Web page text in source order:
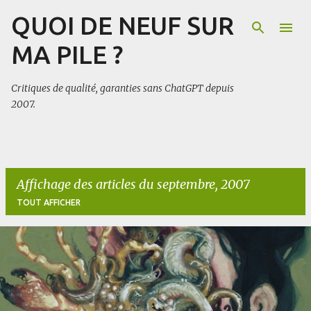
Accéder au contenu principal
QUOI DE NEUF SUR
MA PILE ?
Critiques de qualité, garanties sans ChatGPT depuis
2007.
Affichage des articles du septembre, 2007
TOUT AFFICHER
t